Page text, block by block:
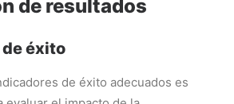
de resultados
éxito
de éxito adecuados es